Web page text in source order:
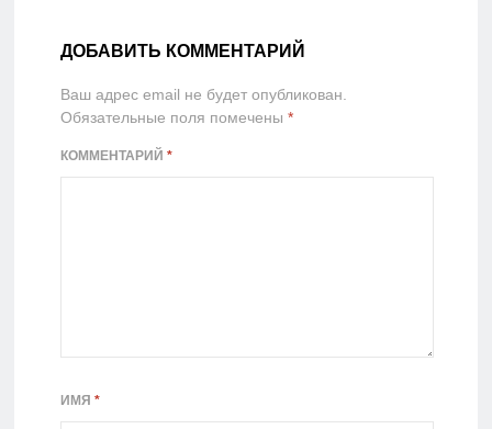
ДОБАВИТЬ КОММЕНТАРИЙ
Ваш адрес email не будет опубликован.
Обязательные поля помечены *
КОММЕНТАРИЙ *
ИМЯ *